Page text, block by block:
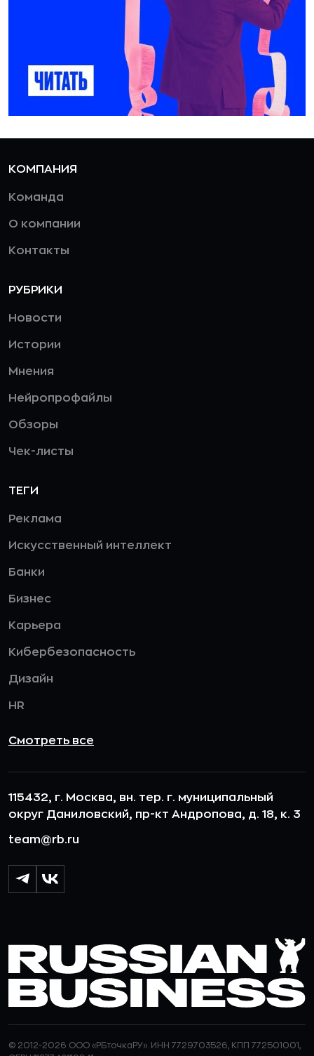
КОМПАНИЯ
Команда
О компании
Контакты
РУБРИКИ
Новости
Истории
Мнения
Нейропрофайлы
Обзоры
Чек-листы
ТЕГИ
Реклама
Искусственный интеллект
Банки
Бизнес
Карьера
Кибербезопасность
Дизайн
HR
Смотреть все
115432, г. Москва, вн. тер. г. муниципальный
округ Даниловский, пр-кт Андропова, д. 18, к. 3
team@rb.ru
© 2012-2026 ООО «РБточкаРУ». ИНН 7729703526, КПП 772501001,